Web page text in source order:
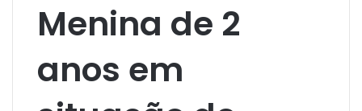
Menina de 2
anos em